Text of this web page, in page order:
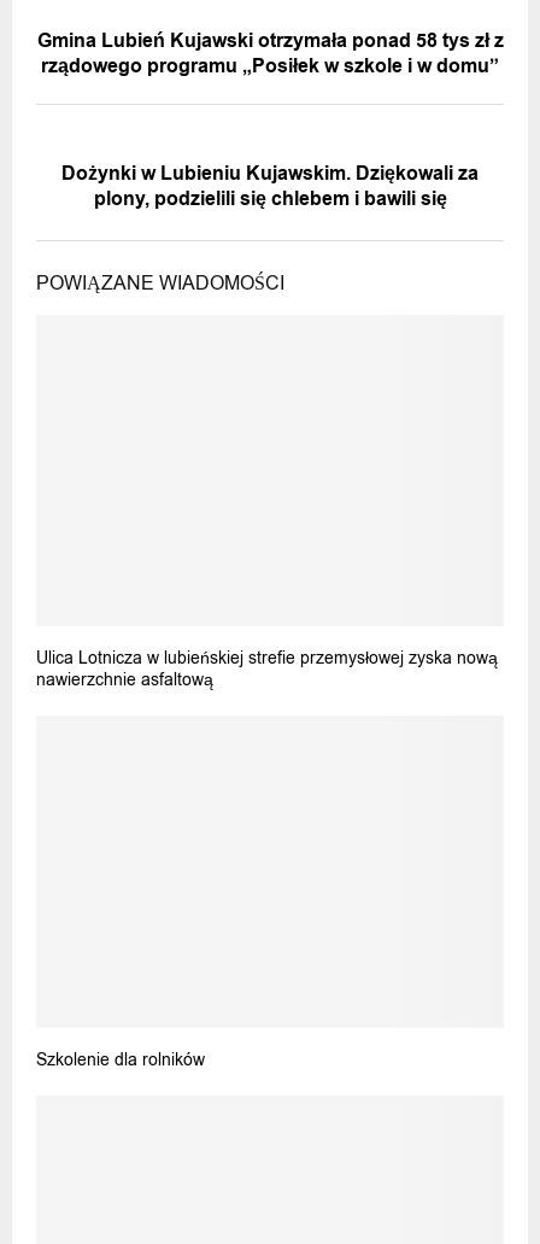
Gmina Lubień Kujawski otrzymała ponad 58 tys zł z
rządowego programu „Posiłek w szkole i w domu”
Dożynki w Lubieniu Kujawskim. Dziękowali za
plony, podzielili się chlebem i bawili się
POWIĄZANE WIADOMOŚCI
Ulica Lotnicza w lubieńskiej strefie przemysłowej zyska nową
nawierzchnie asfaltową
Szkolenie dla rolników